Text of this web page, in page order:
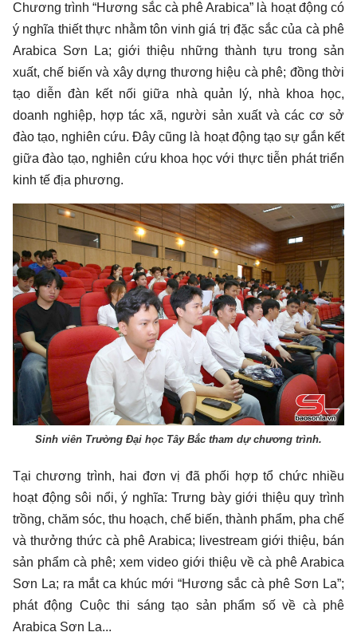
Chương trình “Hương sắc cà phê Arabica” là hoạt động có
ý nghĩa thiết thực nhằm tôn vinh giá trị đặc sắc của cà phê
Arabica Sơn La; giới thiệu những thành tựu trong sản
xuất, chế biến và xây dựng thương hiệu cà phê; đồng thời
tạo diễn đàn kết nối giữa nhà quản lý, nhà khoa học,
doanh nghiệp, hợp tác xã, người sản xuất và các cơ sở
đào tạo, nghiên cứu. Đây cũng là hoạt động tạo sự gắn kết
giữa đào tạo, nghiên cứu khoa học với thực tiễn phát triển
kinh tế địa phương.
Sinh viên Trường Đại học Tây Bắc tham dự chương trình.
Tại chương trình, hai đơn vị đã phối hợp tổ chức nhiều
hoạt động sôi nổi, ý nghĩa: Trưng bày giới thiệu quy trình
trồng, chăm sóc, thu hoạch, chế biến, thành phẩm, pha chế
và thưởng thức cà phê Arabica; livestream giới thiệu, bán
sản phẩm cà phê; xem video giới thiệu về cà phê Arabica
Sơn La; ra mắt ca khúc mới “Hương sắc cà phê Sơn La”;
phát động Cuộc thi sáng tạo sản phẩm số về cà phê
Arabica Sơn La...